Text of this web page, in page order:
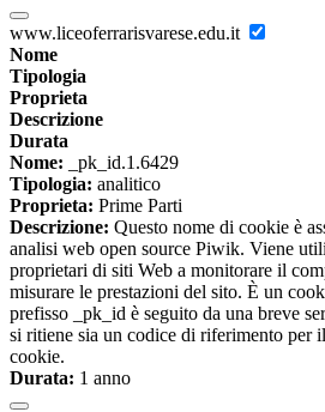
www.liceoferrarisvarese.edu.it
Nome
Tipologia
Proprieta
Descrizione
Durata
Nome: _pk_id.1.6429
Tipologia: analitico
Proprieta: Prime Parti
Descrizione: Questo nome di cookie è
analisi web open source Piwik. Viene
proprietari di siti Web a monitorare il
misurare le prestazioni del sito. È un
prefisso _pk_id è seguito da una breve
si ritiene sia un codice di riferimento per
cookie.
Durata: 1 anno